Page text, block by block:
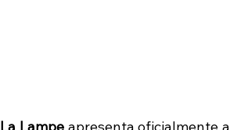
La Lampe apresenta oficialmente a